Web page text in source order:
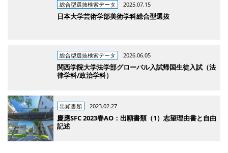
総合型選抜検索データ 2025.07.15
日本大学芸術学部美術学科総合型選抜
総合型選抜検索データ 2026.06.05
関西学院大学法学部グローバル入試帰国生徒入試（法
律学科/政治学科）
出願書類 2023.02.27
慶應SFC 2023春AO：出願書類（1）志望理由書と自由
記述